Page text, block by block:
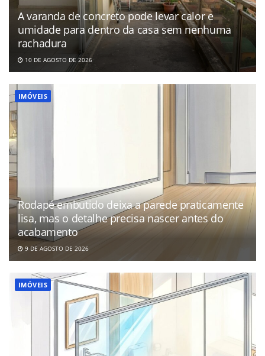
A varanda de concreto pode levar calor e
umidade para dentro da casa sem nenhuma
rachadura
10 DE AGOSTO DE 2026
IMÓVEIS
Rodapé embutido deixa a parede praticamente
lisa, mas o detalhe precisa nascer antes do
acabamento
9 DE AGOSTO DE 2026
IMÓVEIS